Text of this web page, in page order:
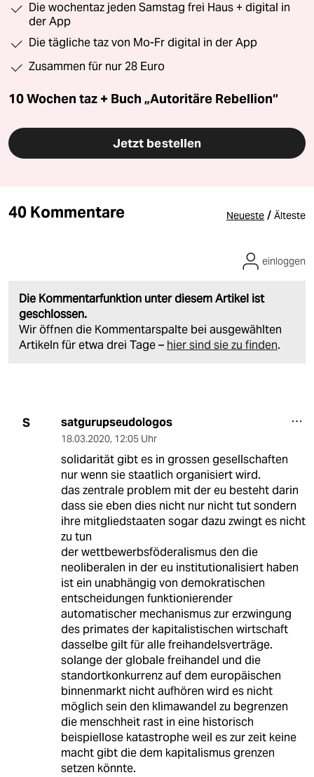
Die wochentaz jeden Samstag frei Haus + digital in
der App
Die tägliche taz von Mo-Fr digital in der App
Zusammen für nur 28 Euro
10 Wochen taz + Buch „Autoritäre Rebellion“
Jetzt bestellen
40 Kommentare Neueste / Älteste
Die Kommentarfunktion unter diesem Artikel ist
geschlossen.
Wir öffnen die Kommentarspalte bei ausgewählten
Artikeln für etwa drei Tage – hier sind sie zu finden.
einloggen
S satgurupseudologos
18.03.2020, 12:05 Uhr
solidarität gibt es in grossen gesellschaften
nur wenn sie staatlich organisiert wird.
das zentrale problem mit der eu besteht darin
dass sie eben dies nicht nur nicht tut sondern
ihre mitgliedstaaten sogar dazu zwingt es nicht
zu tun
der wettbewerbsföderalismus den die
neoliberalen in der eu institutionalisiert haben
ist ein unabhängig von demokratischen
entscheidungen funktionierender
automatischer mechanismus zur erzwingung
des primates der kapitalistischen wirtschaft
dasselbe gilt für alle freihandelsverträge.
solange der globale freihandel und die
standortkonkurrenz auf dem europäischen
binnenmarkt nicht aufhören wird es nicht
möglich sein den klimawandel zu begrenzen
die menschheit rast in eine historisch
beispiellose katastrophe weil es zur zeit keine
macht gibt die dem kapitalismus grenzen
setzen könnte.